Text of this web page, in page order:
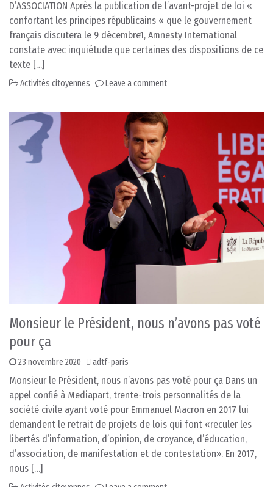
D’ASSOCIATION Après la publication de l’avant-projet de loi «
confortant les principes républicains « que le gouvernement
français discutera le 9 décembre1, Amnesty International
constate avec inquiétude que certaines des dispositions de ce
texte […]
Activités citoyennes Leave a comment
Monsieur le Président, nous n’avons pas voté
pour ça
23 novembre 2020 adtf-paris
Monsieur le Président, nous n’avons pas voté pour ça Dans un
appel confié à Mediapart, trente-trois personnalités de la
société civile ayant voté pour Emmanuel Macron en 2017 lui
demandent le retrait de projets de lois qui font «reculer les
libertés d’information, d’opinion, de croyance, d’éducation,
d’association, de manifestation et de contestation». En 2017,
nous […]